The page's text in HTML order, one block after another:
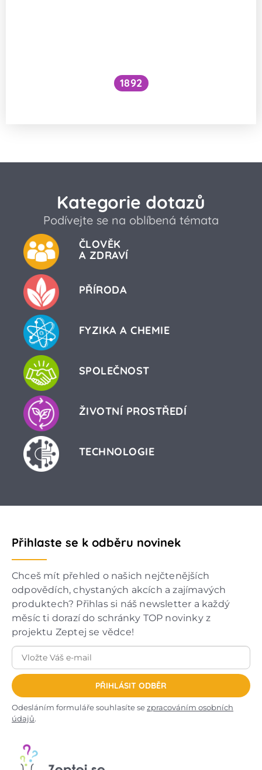
1892
Kategorie dotazů
Podívejte se na oblíbená témata
ČLOVĚK
A ZDRAVÍ
PŘÍRODA
FYZIKA A CHEMIE
SPOLEČNOST
ŽIVOTNÍ PROSTŘEDÍ
TECHNOLOGIE
Přihlaste se k odběru novinek
Chceš mít přehled o našich nejčtenějších
odpovědích, chystaných akcích a zajímavých
produktech? Přihlas si náš newsletter a každý
měsíc ti dorazí do schránky TOP novinky z
projektu Zeptej se vědce!
PŘIHLÁSIT ODBĚR
Odesláním formuláře souhlasíte sezpracováním osobních
údajů.